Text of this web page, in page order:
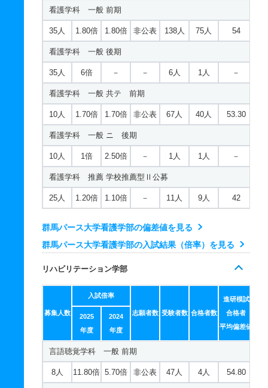
看護学科 一般 前期
35人 1.80倍 1.80倍 非公表 138人 75人 54
看護学科 一般 後期
35人 6倍 － － 6人 1人 －
看護学科 一般 共テ 前期
10人 1.70倍 1.70倍 非公表 67人 40人 53.30
看護学科 一般 ニ 後期
10人 1倍 2.50倍 － 1人 1人 －
看護学科 推薦 学校推薦型Ⅱ公募
25人 1.20倍 1.10倍 － 11人 9人 42
群馬パース大学看護学部の偏差値を見る
群馬パース大学看護学部の入試結果（倍率）を見る
リハビリテーション学部
募集人数
入試倍率
志願者数 受験者数 合格者数
進研模試
合格者
平均偏差値
2025
年度
2024
年度
言語聴覚学科 一般 前期
8人 11.80倍 5.70倍 非公表 47人 4人 54.80